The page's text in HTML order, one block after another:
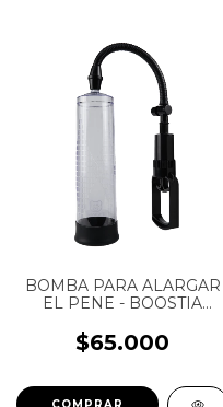
BOMBA PARA ALARGAR
EL PENE - BOOSTIA
SILICONA BLACK
$65.000